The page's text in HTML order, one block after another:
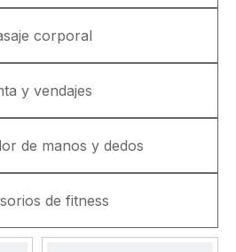
corporal
y vendajes
de manos y dedos
de fitness